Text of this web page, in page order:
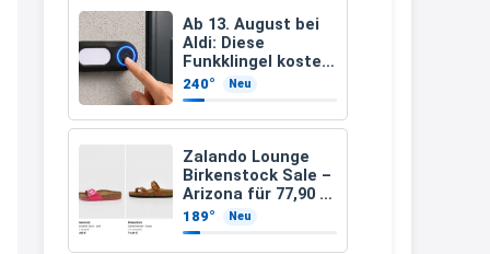
Ab 13. August bei
Aldi: Diese
Funkklingel kostet
nur 3,49 Euro
240° Neu
Zalando Lounge
Birkenstock Sale –
Arizona für 77,90 €
statt 120 €
189° Neu
müsste schon stornieren und
nochmal bestellen, da man
Rabattcodes oder auch
Geschenkgutscheine im
Warenkorb oder an der Kasse
VOR dem Kauf einlösen kann.
17:06
↩